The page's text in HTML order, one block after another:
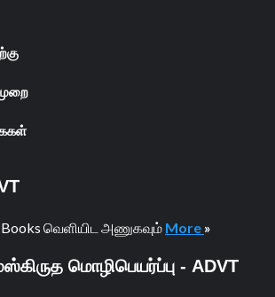
வெளியிட அணுகவும் More »
மொழிபெயர்ப்பு - ADVT